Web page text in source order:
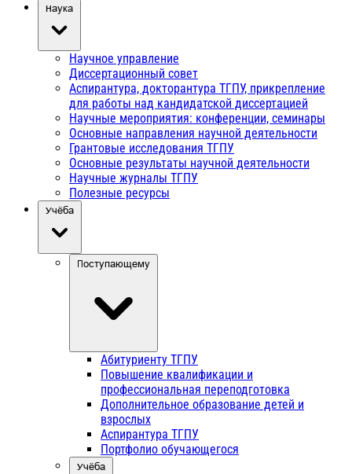
Наука
Научное управление
Диссертационный совет
Аспирантура, докторантура ТГПУ, прикрепление
для работы над кандидатской диссертацией
Научные мероприятия: конференции, семинары
Основные направления научной деятельности
Грантовые исследования ТГПУ
Основные результаты научной деятельности
Научные журналы ТГПУ
Полезные ресурсы
Учёба
Поступающему
Абитуриенту ТГПУ
Повышение квалификации и
профессиональная переподготовка
Дополнительное образование детей и
взрослых
Аспирантура ТГПУ
Портфолио обучающегося
Учёба